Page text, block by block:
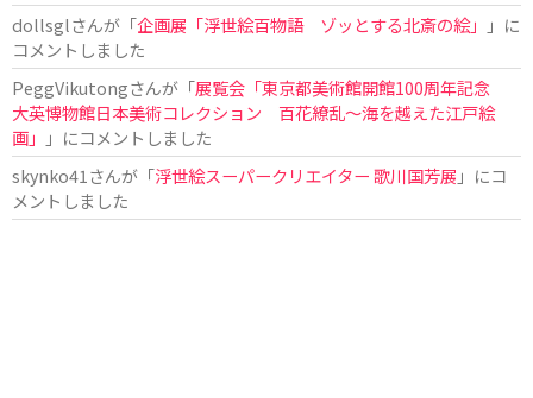
dollsglさんが「企画展「浮世絵百物語 ゾッとする北斎の絵」
」に
コメントしました
PeggVikutongさんが「展覧会「東京都美術館開館100周年記念
大英博物館日本美術コレクション 百花繚乱〜海を越えた江戸絵
画」
」にコメントしました
skynko41 さんが「浮世絵スーパークリエイター 歌川国芳展 」にコ
メントしました